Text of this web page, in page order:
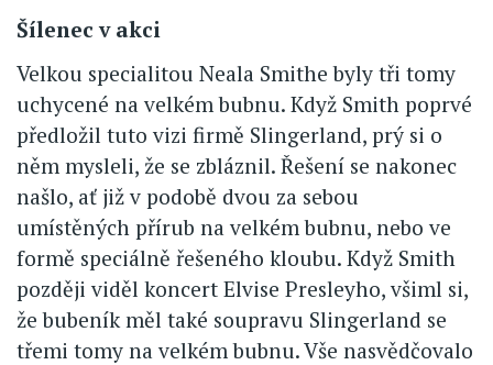
Šílenec v akci
Velkou specialitou Neala Smithe byly tři tomy
uchycené na velkém bubnu. Když Smith poprvé
předložil tuto vizi firmě Slingerland, prý si o
něm mysleli, že se zbláznil. Řešení se nakonec
našlo, ať již v podobě dvou za sebou
umístěných přírub na velkém bubnu, nebo ve
formě speciálně řešeného kloubu. Když Smith
později viděl koncert Elvise Presleyho, všiml si,
že bubeník měl také soupravu Slingerland se
třemi tomy na velkém bubnu. Vše nasvědčovalo